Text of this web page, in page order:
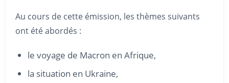
Au cours de cette émission, les thèmes suivants
ont été abordés :
le voyage de Macron en Afrique,
la situation en Ukraine,